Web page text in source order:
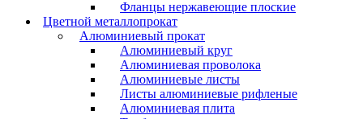
Фланцы нержавеющие плоские
Цветной металлопрокат
Алюминиевый прокат
Алюминиевый круг
Алюминиевая проволока
Алюминиевые листы
Листы алюминиевые рифленые
Алюминиевая плита